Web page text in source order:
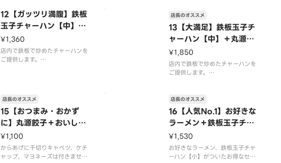
12【ガッツリ満腹】鉄板
玉子チャーハン【中】＋
からあげ
¥1,360
店内で鉄板で炒めたチャーハンを
ご提供します。
13【大満足】鉄板玉子チ
ャーハン【中】＋丸源餃
子＋おいしいからあげ
店長のオススメ
¥1,850
店内で鉄板で炒めたチャーハンを
ご提供します。
15【おつまみ・おかず
に】丸源餃子＋おいしい
からあげコンビ
店長のオススメ
¥1,100
からあげに千切りキャベツ、ケチ
ャップ、マヨネーズは付きませ
16【人気No.1】お好きな
ラーメン＋鉄板玉子チャ
ーハン【小】セット
店長のオススメ
¥1,530
お好きなラーメン、鉄板玉子チャ
ーハン【小】がついたお得なセッ